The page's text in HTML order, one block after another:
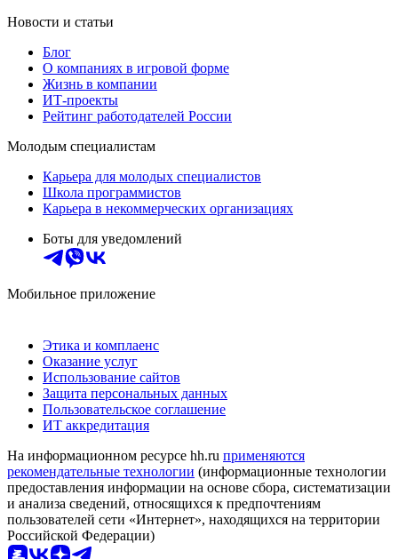
Новости и статьи
Блог
О компаниях в игровой форме
Жизнь в компании
ИТ-проекты
Рейтинг работодателей России
Молодым специалистам
Карьера для молодых специалистов
Школа программистов
Карьера в некоммерческих организациях
Боты для уведомлений
Мобильное приложение
Этика и комплаенс
Оказание услуг
Использование сайтов
Защита персональных данных
Пользовательское соглашение
ИТ аккредитация
На информационном ресурсе hh.ru применяются
рекомендательные технологии (информационные технологии
предоставления информации на основе сбора, систематизации
и анализа сведений, относящихся к предпочтениям
пользователей сети «Интернет», находящихся на территории
Российской Федерации)